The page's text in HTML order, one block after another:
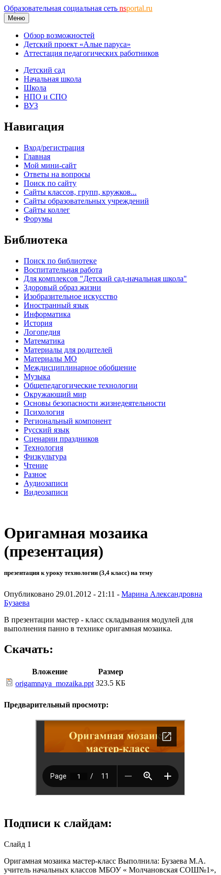
Образовательная социальная сеть nsportal.ru
Меню
Обзор возможностей
Детский проект «Алые паруса»
Аттестация педагогических работников
Детский сад
Начальная школа
Школа
НПО и СПО
ВУЗ
Навигация
Вход/регистрация
Главная
Мой мини-сайт
Ответы на вопросы
Поиск по сайту
Сайты классов, групп, кружков...
Сайты образовательных учреждений
Сайты коллег
Форумы
Библиотека
Поиск по библиотеке
Воспитательная работа
Для комплексов "Детский сад-начальная школа"
Здоровый образ жизни
Изобразительное искусство
Иностранный язык
Информатика
История
Логопедия
Математика
Материалы для родителей
Материалы МО
Междисциплинарное обобщение
Музыка
Общепедагогические технологии
Окружающий мир
Основы безопасности жизнедеятельности
Психология
Региональный компонент
Русский язык
Сценарии праздников
Технология
Физкультура
Чтение
Разное
Аудиозаписи
Видеозаписи
Оригамная мозаика
(презентация)
презентация к уроку технологии (3,4 класс) на тему
Опубликовано 29.01.2012 - 21:11 - Марина Александровна
Бузаева
В презентации мастер - класс складывания модулей для
выполнения панно в технике оригамная мозаика.
Скачать:
Вложение
Размер
origamnaya_mozaika.ppt 323.5 КБ
Предварительный просмотр:
Подписи к слайдам:
Слайд 1
Оригамная мозаика мастер-класс Выполнила: Бузаева М.А.
учитель начальных классов МБОУ « Молчановская СОШ№1»,